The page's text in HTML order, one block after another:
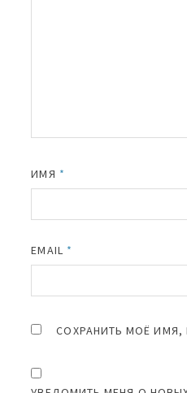
ИМЯ *
EMAIL *
СОХРАНИТЬ МОЁ ИМЯ,